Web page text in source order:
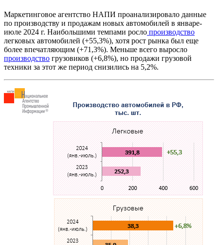
Маркетинговое агентство НАПИ проанализировало данные
по производству и продажам новых автомобилей в январе-
июле 2024 г. Наибольшими темпами росло производство
легковых автомобилей (+55,3%), хотя рост рынка был еще
более впечатляющим (+71,3%). Меньше всего выросло
производство грузовиков (+6,8%), но продажи грузовой
техники за этот же период снизились на 5,2%.